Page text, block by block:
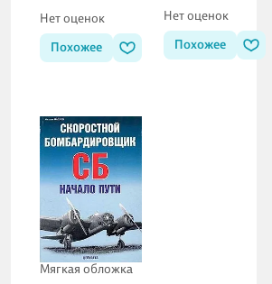
Нет оценок
Похожее
Нет оценок
Похожее
Мягкая обложка